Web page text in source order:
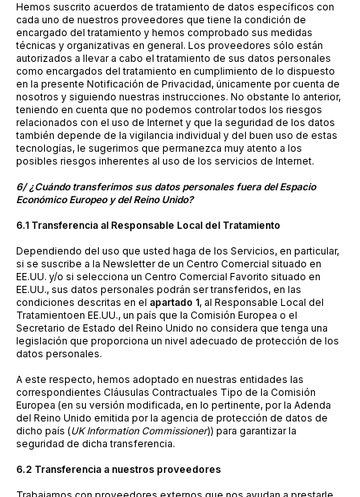
Hemos suscrito acuerdos de tratamiento de datos específicos con
cada uno de nuestros proveedores que tiene la condición de
encargado del tratamiento y hemos comprobado sus medidas
técnicas y organizativas en general. Los proveedores sólo están
autorizados a llevar a cabo el tratamiento de sus datos personales
como encargados del tratamiento en cumplimiento de lo dispuesto
en la presente Notificación de Privacidad, únicamente por cuenta de
nosotros y siguiendo nuestras instrucciones. No obstante lo anterior,
teniendo en cuenta que no podemos controlar todos los riesgos
relacionados con el uso de Internet y que la seguridad de los datos
también depende de la vigilancia individual y del buen uso de estas
tecnologías, le sugerimos que permanezca muy atento a los
posibles riesgos inherentes al uso de los servicios de Internet.
6/ ¿Cuándo transferimos sus datos personales fuera del Espacio
Económico Europeo y del Reino Unido?
6.1 Transferencia al Responsable Local del Tratamiento
Dependiendo del uso que usted haga de los Servicios, en particular,
si se suscribe a la Newsletter de un Centro Comercial situado en
EE.UU. y/o si selecciona un Centro Comercial Favorito situado en
EE.UU., sus datos personales podrán ser transferidos, en las
condiciones descritas en el apartado 1, al Responsable Local del
Tratamientoen EE.UU., un país que la Comisión Europea o el
Secretario de Estado del Reino Unido no considera que tenga una
legislación que proporciona un nivel adecuado de protección de los
datos personales.
A este respecto, hemos adoptado en nuestras entidades las
correspondientes Cláusulas Contractuales Tipo de la Comisión
Europea (en su versión modificada, en lo pertinente, por la Adenda
del Reino Unido emitida por la agencia de protección de datos de
dicho país (UK Information Commissioner)) para garantizar la
seguridad de dicha transferencia.
6.2 Transferencia a nuestros proveedores